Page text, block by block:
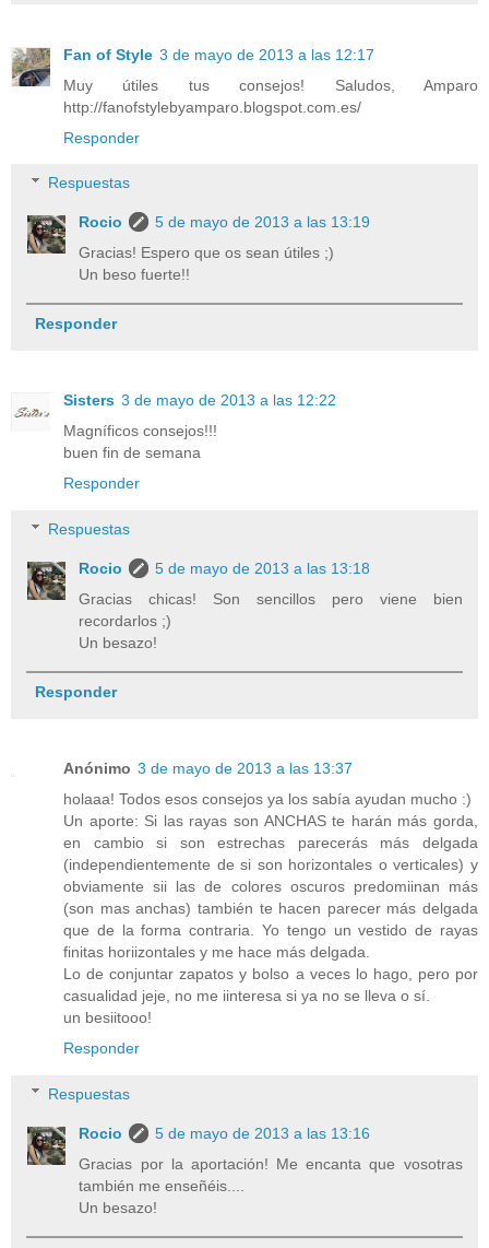
Fan of Style 3 de mayo de 2013 a las 12:17
Muy útiles tus consejos! Saludos, Amparo
http://fanofstylebyamparo.blogspot.com.es/
Responder
Respuestas
Rocio
5 de mayo de 2013 a las 13:19
Gracias! Espero que os sean útiles ;)
Un beso fuerte!!
Responder
Sisters 3 de mayo de 2013 a las 12:22
Magníficos consejos!!!
buen fin de semana
Responder
Respuestas
Rocio
5 de mayo de 2013 a las 13:18
Gracias chicas! Son sencillos pero viene bien
recordarlos ;)
Un besazo!
Responder
Anónimo 3 de mayo de 2013 a las 13:37
holaaa! Todos esos consejos ya los sabía ayudan mucho :)
Un aporte: Si las rayas son ANCHAS te harán más gorda,
en cambio si son estrechas parecerás más delgada
(independientemente de si son horizontales o verticales) y
obviamente sii las de colores oscuros predomiinan más
(son mas anchas) también te hacen parecer más delgada
que de la forma contraria. Yo tengo un vestido de rayas
finitas horiizontales y me hace más delgada.
Lo de conjuntar zapatos y bolso a veces lo hago, pero por
casualidad jeje, no me iinteresa si ya no se lleva o sí.
un besiitooo!
Responder
Respuestas
Rocio
5 de mayo de 2013 a las 13:16
Gracias por la aportación! Me encanta que vosotras
también me enseñéis....
Un besazo!